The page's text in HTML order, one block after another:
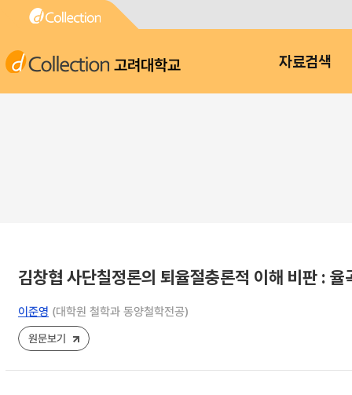
고려대학교 자료검색
김창협 사단칠정론의 퇴율절충론적 이해 비판 :
이준영 (대학원 철학과 동양철학전공)
원문보기